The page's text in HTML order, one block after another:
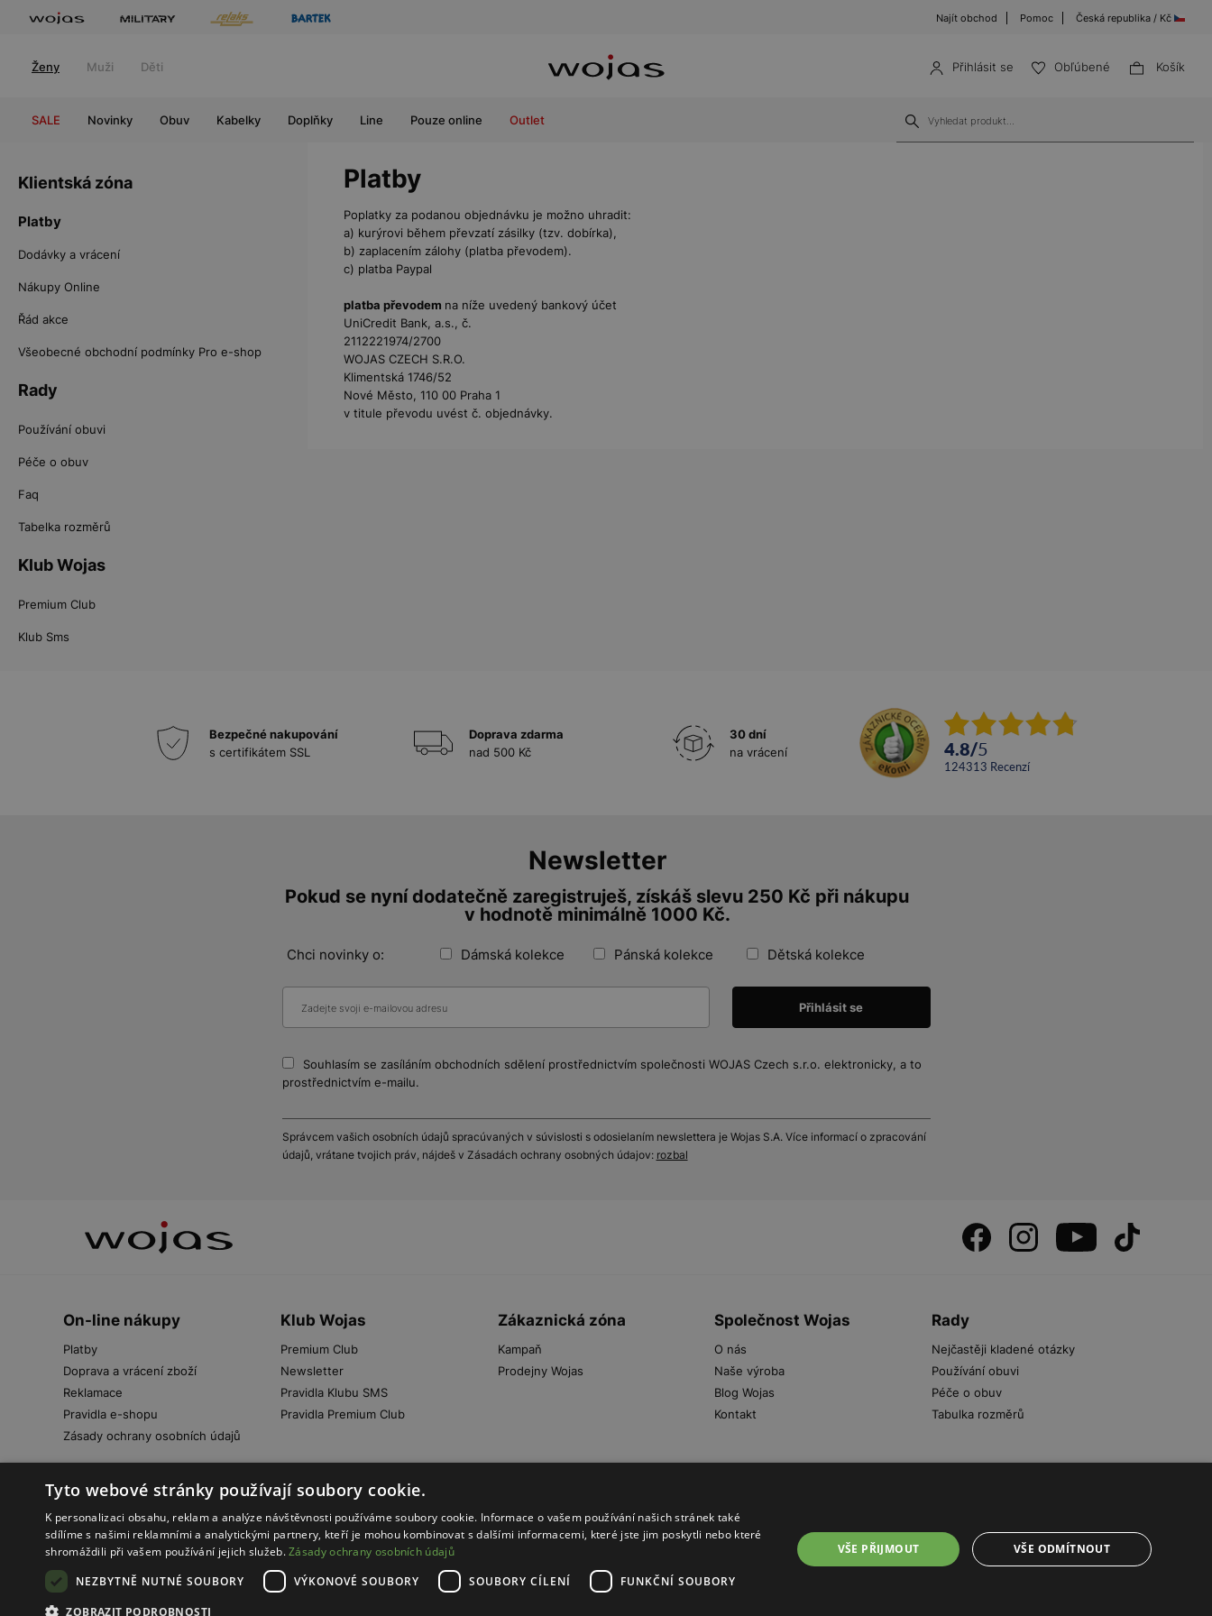
Najít obchod Pomoc Česká republika / Kč
Ženy Muži Děti Přihlásit se Obľúbené Košík
SALE Novinky Obuv Kabelky Doplňky Line Pouze online Outlet
Platby
Poplatky za podanou objednávku je možno uhradit:
a) kurýrovi během převzatí zásilky (tzv. dobírka),
b) zaplacením zálohy (platba převodem).
c) platba Paypal
platba převodem na níže uvedený bankový účet
UniCredit Bank, a.s., č.
2112221974/2700
WOJAS CZECH S.R.O.
Klimentská 1746/52
Nové Město, 110 00 Praha 1
v titule převodu uvést č. objednávky.
Klientská zóna
Platby
Dodávky a vrácení
Nákupy Online
Řád akce
Všeobecné obchodní podmínky Pro e-shop
Rady
Používání obuvi
Péče o obuv
Faq
Tabelka rozměrů
Klub Wojas
Premium Club
Klub Sms
Bezpečné nakupování
s certifikátem SSL
Doprava zdarma
nad 500 Kč
30 dní
na vrácení
4.8/5
124313 recenzí
Newsletter
Pokud se nyní dodatečně zaregistruješ, získáš slevu 250 Kč při nákupu
v hodnotě minimálně 1000 Kč.
Chci novinky o: Dámská kolekce Pánská kolekce Dětská kolekce
Souhlasím se zasíláním obchodních sdělení prostřednictvím společnosti WOJAS Czech s.r.o. elektronicky, a to
prostřednictvím e-mailu.
Správcem vašich osobních údajů spracúvaných v súvislosti s odosielaním newslettera je Wojas S.A. Více informací o zpracování
údajů, vrátane tvojich práv, nájdeš v Zásadách ochrany osobných údajov: rozbal
On-line nákupy
Platby
Doprava a vrácení zboží
Reklamace
Pravidla e-shopu
Zásady ochrany osobních údajů
Klub Wojas
Premium Club
Newsletter
Pravidla Klubu SMS
Pravidla Premium Club
Zákaznická zóna
Kampaň
Prodejny Wojas
Společnost Wojas
O nás
Naše výroba
Blog Wojas
Kontakt
Rady
Nejčastěji kladené otázky
Používání obuvi
Péče o obuv
Tabulka rozměrů
© Wojas
2026
Zásady ochrany osobních údajů
Nastavení cookies
Tyto webové stránky používají soubory cookie.
K personalizaci obsahu, reklam a analýze návštěvnosti používáme soubory cookie. Informace o vašem používání našich stránek také
sdílíme s našimi reklamními a analytickými partnery, kteří je mohou kombinovat s dalšími informacemi, které jste jim poskytli nebo které
shromáždili při vašem používání jejich služeb.Zásady ochrany osobních údajů
NEZBYTNĚ NUTNÉ SOUBORY
VÝKONOVÉ SOUBORY SOUBORY CÍLENÍ FUNKČNÍ SOUBORY
ZOBRAZIT PODROBNOSTI
VŠE PŘIJMOUT VŠE ODMÍTNOUT